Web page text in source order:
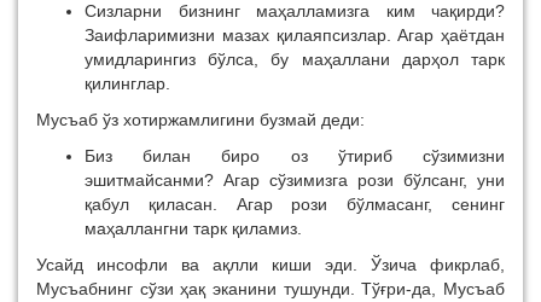
Сизларни бизнинг маҳалламизга ким чақирди?
Заифларимизни мазах қилаяпсизлар. Агар ҳаётдан
умидларингиз бўлса, бу маҳаллани дарҳол тарк
қилинглар.
Мусъаб ўз хотиржамлигини бузмай деди:
Биз билан биро оз ўтириб сўзимизни
эшитмайсанми? Агар сўзимизга рози бўлсанг, уни
қабул қиласан. Агар рози бўлмасанг, сенинг
маҳаллангни тарк қиламиз.
Усайд инсофли ва ақлли киши эди. Ўзича фикрлаб,
Мусъабнинг сўзи ҳақ эканини тушунди. Тўғри-да, Мусъаб